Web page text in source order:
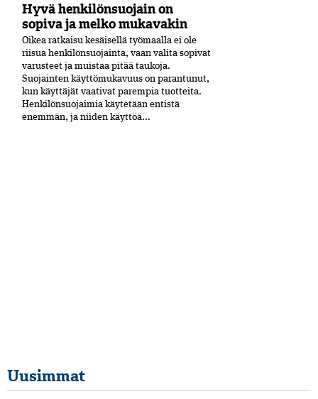
Hyvä henkilönsuojain on
sopiva ja melko mukavakin
Oikea ratkaisu kesäisellä työmaalla ei ole
riisua henkilönsuojainta, vaan valita sopivat
varusteet ja muistaa pitää taukoja.
Suojainten käyttömukavuus on parantunut,
kun käyttäjät vaativat parempia tuotteita.
Henkilönsuojaimia käytetään entistä
enemmän, ja niiden käyttöä...
Uusimmat